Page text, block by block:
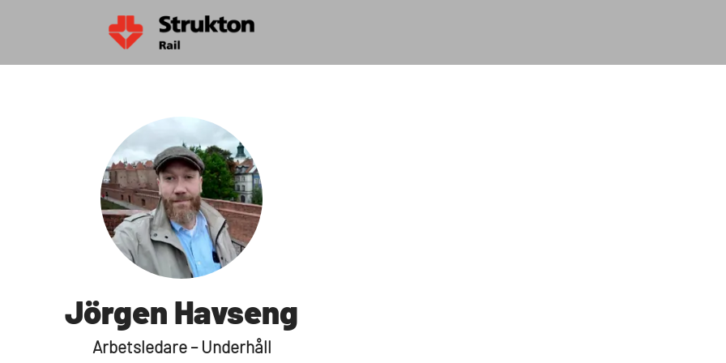
Jörgen Havseng
Arbetsledare – Underhåll